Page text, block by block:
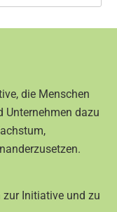
die Menschen
Unternehmen dazu
zur Initiative und zu